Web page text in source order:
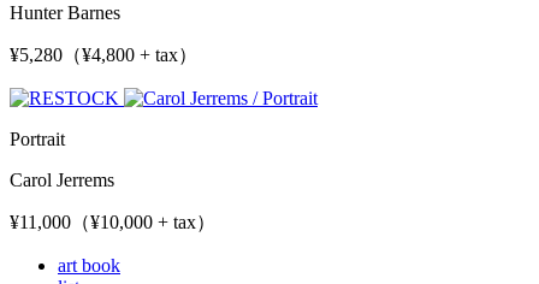
Hunter Barnes
¥5,280（¥4,800 + tax）
Portrait
Carol Jerrems
¥11,000（¥10,000 + tax）
art book